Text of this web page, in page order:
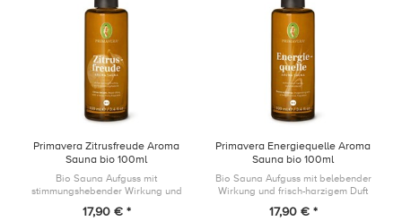
Primavera Zitrusfreude Aroma
Sauna bio 100ml
Bio Sauna Aufguss mit
stimmungshebender Wirkung und
17,90 € *
Primavera Energiequelle Aroma
Sauna bio 100ml
Bio Sauna Aufguss mit belebender
Wirkung und frisch-harzigem Duft
17,90 € *